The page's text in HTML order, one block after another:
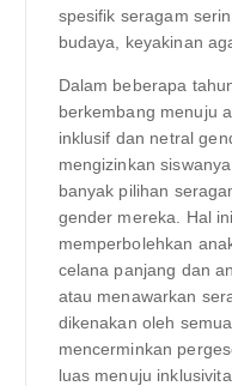
spesifik seragam
budaya, keyakinan
Dalam beberapa
berkembang menuju
inklusif dan netral
mengizinkan
banyak pilihan
gender mereka. Hal
memperbolehkan
celana panjang dan
atau menawarkan
dikenakan oleh
mencerminkan
luas menuju